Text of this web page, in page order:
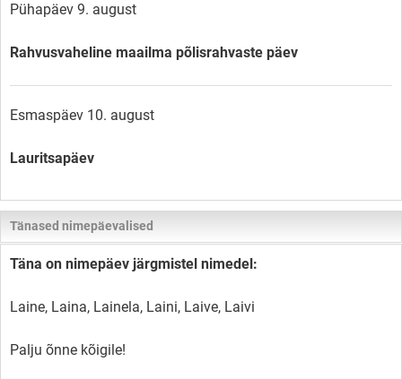
Pühapäev 9. august
Rahvusvaheline maailma põlisrahvaste päev
Esmaspäev 10. august
Lauritsapäev
Tänased nimepäevalised
Täna on nimepäev järgmistel nimedel:
Laine, Laina, Lainela, Laini, Laive, Laivi
Palju õnne kõigile!